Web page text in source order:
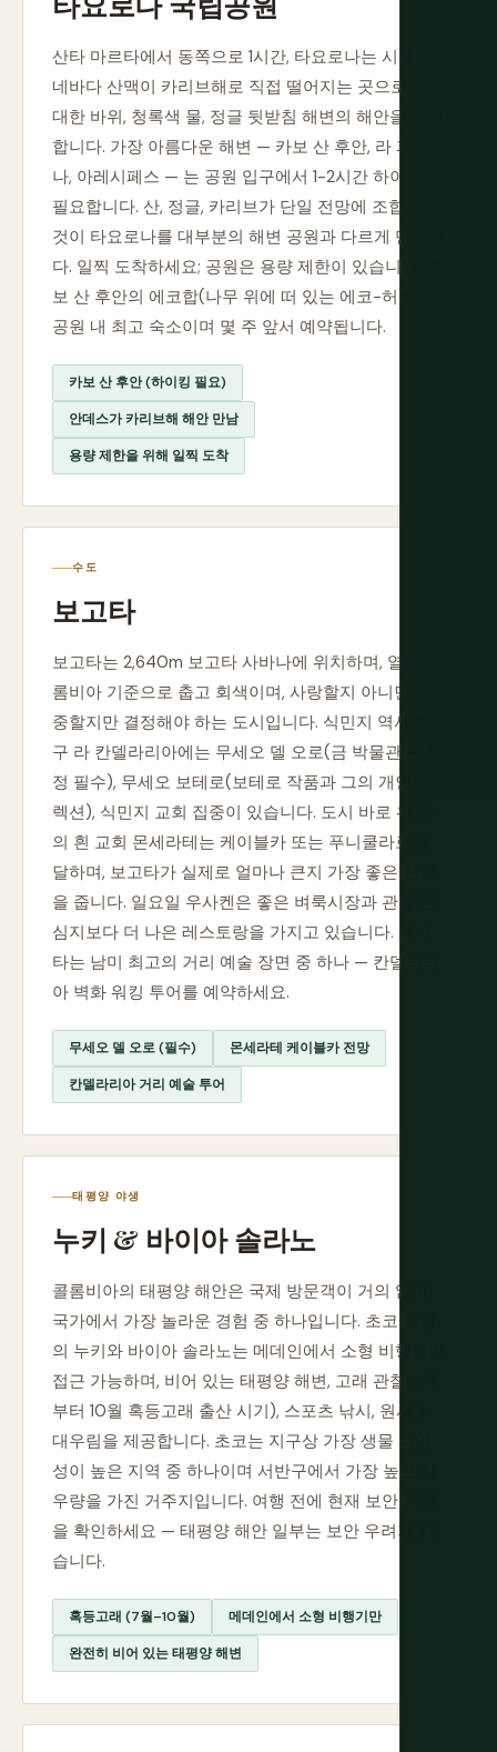
산타 마르타에서 동쪽으로 1시간, 타요로나는 시에라
네바다 산맥이 카리브해로 직접 떨어지는 곳으로, 거
대한 바위, 청록색 물, 정글 뒷받침 해변의 해안을 생성
합니다. 가장 아름다운 해변 — 카보 산 후안, 라 피시
나, 아레시페스 — 는 공원 입구에서 1-2시간 하이킹이
필요합니다. 산, 정글, 카리브가 단일 전망에 조합되는
것이 타요로나를 대부분의 해변 공원과 다르게 만듭니
다. 일찍 도착하세요; 공원은 용량 제한이 있습니다. 카
보 산 후안의 에코합(나무 위에 떠 있는 에코-허트)은
공원 내 최고 숙소이며 몇 주 앞서 예약됩니다.
카보 산 후안 (하이킹 필요)
안데스가 카리브해 해안 만남
용량 제한을 위해 일찍 도착
수도
보고타
보고타는 2,640m 보고타 사바나에 위치하며, 열대 콜
롬비아 기준으로 춥고 회색이며, 사랑할지 아니면 존
중할지만 결정해야 하는 도시입니다. 식민지 역사 지
구 라 칸델라리아에는 무세오 델 오로(금 박물관 — 진
정 필수), 무세오 보테로(보테로 작품과 그의 개인 컬
렉션), 식민지 교회 집중이 있습니다. 도시 바로 위 산
의 흰 교회 몬세라테는 케이블카 또는 푸니쿨라로 도
달하며, 보고타가 실제로 얼마나 큰지 가장 좋은 전망
을 줍니다. 일요일 우사켄은 좋은 벼룩시장과 관광 중
심지보다 더 나은 레스토랑을 가지고 있습니다. 보고
타는 남미 최고의 거리 예술 장면 중 하나 — 칸델라리
아 벽화 워킹 투어를 예약하세요.
무세오 델 오로 (필수) 몬세라테 케이블카 전망
칸델라리아 거리 예술 투어
태평양 야생
누키 & 바이아 솔라노
콜롬비아의 태평양 해안은 국제 방문객이 거의 없어
국가에서 가장 놀라운 경험 중 하나입니다. 초코 지방
의 누키와 바이아 솔라노는 메데인에서 소형 비행기만
접근 가능하며, 비어 있는 태평양 해변, 고래 관찰(7월
부터 10월 혹등고래 출산 시기), 스포츠 낚시, 원시 열
대우림을 제공합니다. 초코는 지구상 가장 생물 다양
성이 높은 지역 중 하나이며 서반구에서 가장 높은 강
우량을 가진 거주지입니다. 여행 전에 현재 보안 조언
을 확인하세요 — 태평양 해안 일부는 보안 우려가 있
습니다.
혹등고래 (7월–10월) 메데인에서 소형 비행기만
완전히 비어 있는 태평양 해변